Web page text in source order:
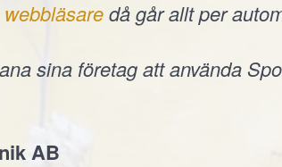
då går allt per
sina företag att använda
AB